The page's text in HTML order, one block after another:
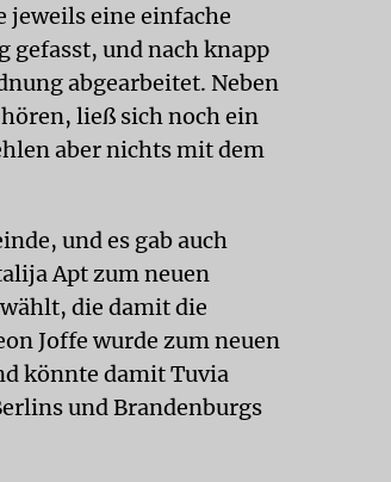
jeweils eine einfache
und nach knapp
abgearbeitet. Neben
ließ sich noch ein
aber nichts mit dem
und es gab auch
Apt zum neuen
die damit die
Joffe wurde zum neuen
könnte damit Tuvia
und Brandenburgs